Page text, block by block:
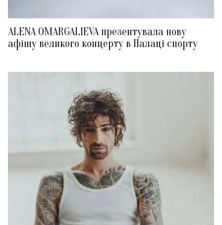
ALENA OMARGALIEVA презентувала нову
афішу великого концерту в Палаці спорту